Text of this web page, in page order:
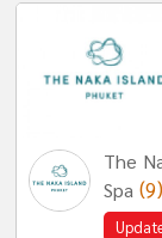
The
Spa (9)